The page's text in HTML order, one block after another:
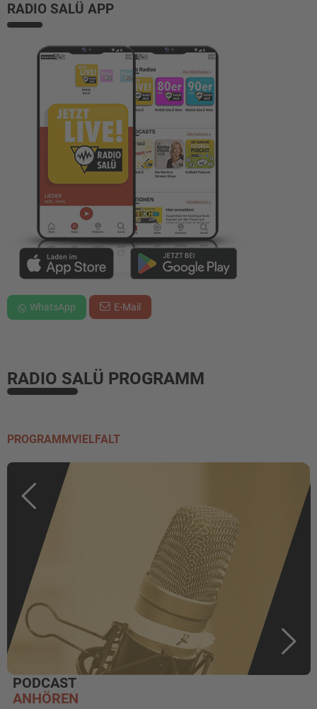
RADIO SALÜ APP
WhatsApp E-Mail
RADIO SALÜ PROGRAMM
PROGRAMMVIELFALT
PODCAST
ANHÖREN